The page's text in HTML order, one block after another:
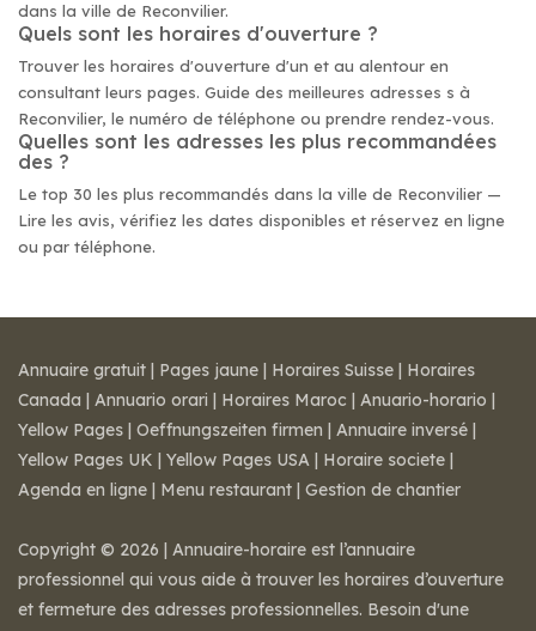
dans la ville de Reconvilier.
Quels sont les horaires d'ouverture ?
Trouver les horaires d'ouverture d'un et au alentour en
consultant leurs pages. Guide des meilleures adresses s à
Reconvilier, le numéro de téléphone ou prendre rendez-vous.
Quelles sont les adresses les plus recommandées
des ?
Le top 30 les plus recommandés dans la ville de Reconvilier —
Lire les avis, vérifiez les dates disponibles et réservez en ligne
ou par téléphone.
Annuaire gratuit | Pages jaune | Horaires Suisse | Horaires
Canada | Annuario orari | Horaires Maroc | Anuario-horario |
Yellow Pages | Oeffnungszeiten firmen | Annuaire inversé |
Yellow Pages UK | Yellow Pages USA | Horaire societe |
Agenda en ligne | Menu restaurant | Gestion de chantier
Copyright © 2026 | Annuaire-horaire est l’annuaire
professionnel qui vous aide à trouver les horaires d’ouverture
et fermeture des adresses professionnelles. Besoin d'une